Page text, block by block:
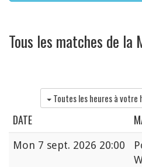
Tous les matches de la
Toutes les heures à
DATE
Mon 7 sept. 2026 20:00